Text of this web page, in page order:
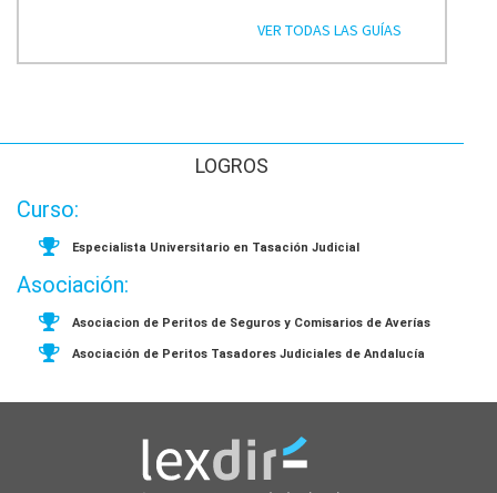
intereses, lo que hará que sean ellas las que propongan
VER TODAS LAS GUÍAS
LOGROS
Curso:
Especialista Universitario en Tasación Judicial
Asociación:
Asociacion de Peritos de Seguros y Comisarios de Averías
Asociación de Peritos Tasadores Judiciales de Andalucía